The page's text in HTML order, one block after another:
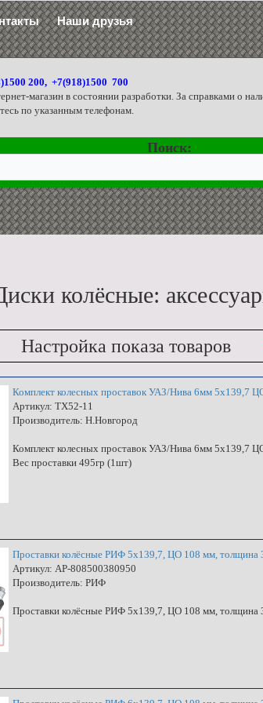
Наши друзья
200, +7(918)1500 700
магазин в состоянии разработки. За справками о
по указанным телефонам.
Поиск:
колёсные:
Настройка показа товаров
Комплект колесных проставок УАЗ/Нива 6мм 5x139,7
Артикул: TX52-11
Производитель: Н.Новгород
Комплект колесных проставок УАЗ/Нива 6мм 5x139,7
Вес проставки 495гр (1шт)
Проставки колёсные РИФ 5x139,7, ЦО 108 мм, толщина
Артикул: AP-808500380950
Производитель: РИФ
Проставки колёсные РИФ 5x139,7, ЦО 108 мм, толщина